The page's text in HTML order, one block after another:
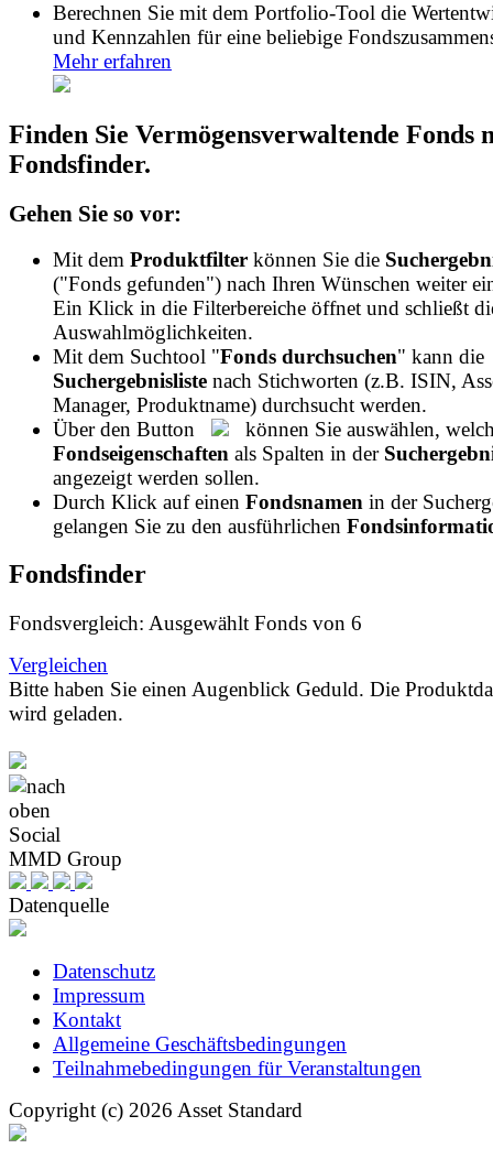
Berechnen Sie mit dem Portfolio-Tool die
und Kennzahlen für eine beliebige
Mehr erfahren
Finden Sie Vermögensverwaltende Fonds
Fondsfinder.
Gehen Sie so vor:
Mit dem Produktfilter können Sie die
("Fonds gefunden") nach Ihren Wünschen weiter
Ein Klick in die Filterbereiche öffnet und schließt
Auswahlmöglichkeiten.
Mit dem Suchtool "Fonds durchsuchen" kann die
Suchergebnisliste nach Stichworten (z.B. ISIN,
Manager, Produktname) durchsucht werden.
Über den Button
können Sie auswählen,
Fondseigenschaften als Spalten in der
angezeigt werden sollen.
Durch Klick auf einen Fondsnamen in der
gelangen Sie zu den ausführlichen
Fondsfinder
Fondsvergleich: Ausgewählt Fonds von 6
Vergleichen
Bitte haben Sie einen Augenblick Geduld. Die
wird geladen.
Social
MMD Group
Datenquelle
Datenschutz
Impressum
Kontakt
Allgemeine Geschäftsbedingungen
Teilnahmebedingungen für Veranstaltungen
Copyright (c) 2026 Asset Standard